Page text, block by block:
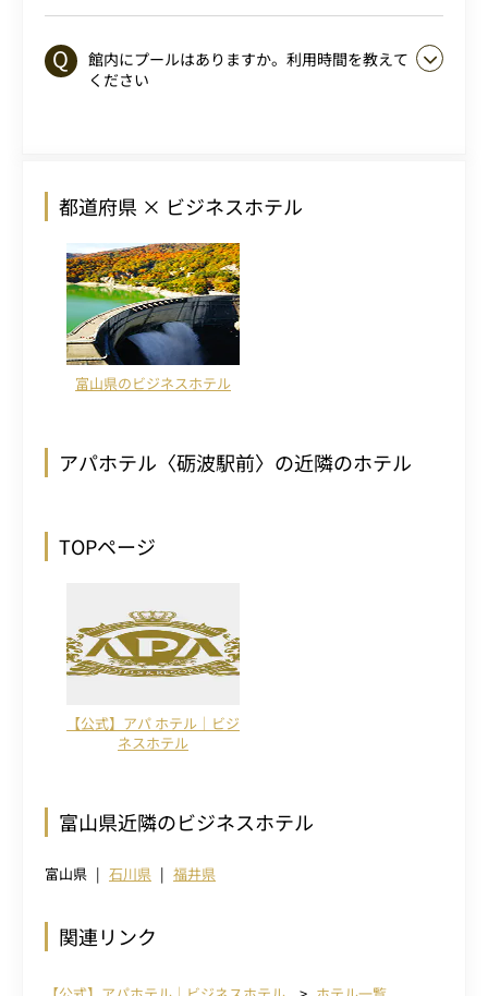
館内にプールはありますか。利用時間を教えて
ください
都道府県 × ビジネスホテル
富山県のビジネスホテル
アパホテル〈砺波駅前〉の近隣のホテル
TOPページ
【公式】アパ ホテル｜ビジ
ネスホテル
富山県近隣のビジネスホテル
富山県 石川県 福井県
関連リンク